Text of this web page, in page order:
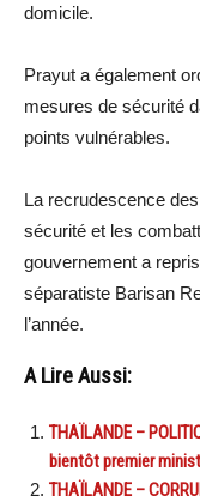
domicile.
Prayut a également
mesures de sécurité
points vulnérables.
La recrudescence
sécurité et les
gouvernement a
séparatiste Barisan
l’année.
A Lire Aussi:
THAÏLANDE –
bientôt premier
THAÏLANDE –